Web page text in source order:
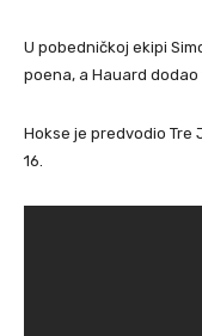
U pobedničkoj ekipi
poena, a Hauard dodao
Hokse je predvodio Tre
16.